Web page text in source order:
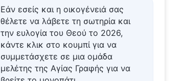
Εάν εσείς και η οικογένειά σας
θέλετε να λάβετε τη σωτηρία και
την ευλογία του Θεού το 2026,
κάντε κλικ στο κουμπί για να
συμμετάσχετε σε μια ομάδα
μελέτης της Αγίας Γραφής για να